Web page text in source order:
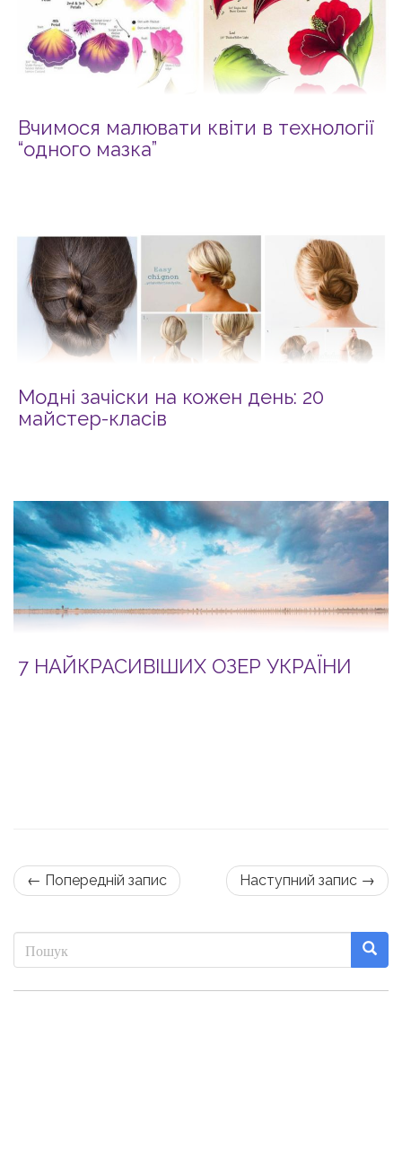
Вчимося малювати квіти в технології
“одного мазка”
Модні зачіски на кожен день: 20
майстер-класів
7 НАЙКРАСИВІШИХ ОЗЕР УКРАЇНИ
← Попередній запис Наступний запис →